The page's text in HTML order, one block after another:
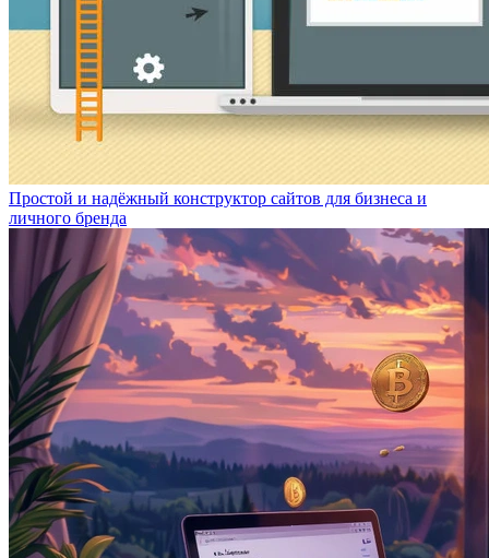
Простой и надёжный конструктор сайтов для бизнеса и
личного бренда